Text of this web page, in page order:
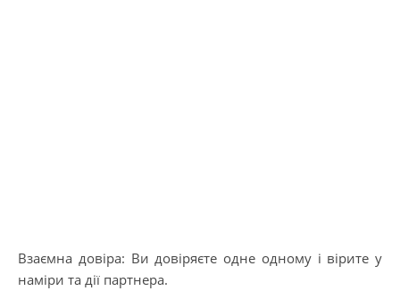
Взаємна довіра: Ви довіряєте одне одному і вірите у
наміри та дії партнера.